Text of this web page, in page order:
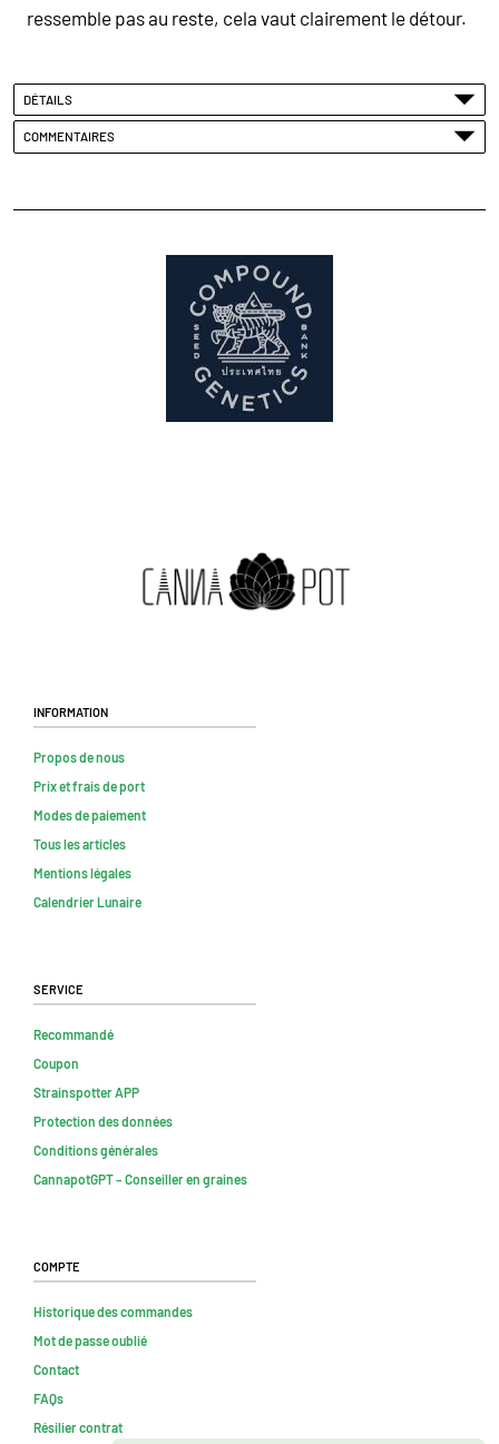
ressemble pas au reste, cela vaut clairement le détour.
DÉTAILS
COMMENTAIRES
Information
Propos de nous
Prix et frais de port
Modes de paiement
Tous les articles
Mentions légales
Calendrier Lunaire
Service
Recommandé
Coupon
Strainspotter APP
Protection des données
Conditions générales
CannapotGPT – Conseiller en graines
Compte
Historique des commandes
Mot de passe oublié
Contact
FAQs
Résilier contrat